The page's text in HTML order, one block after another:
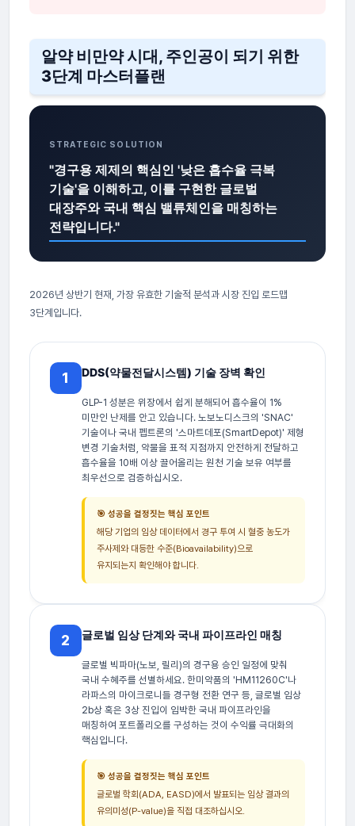
알약 비만약 시대, 주인공이 되기 위한
3단계 마스터플랜
STRATEGIC SOLUTION
"경구용 제제의 핵심인 '낮은 흡수율 극복
기술'을 이해하고, 이를 구현한 글로벌
대장주와 국내 핵심 밸류체인을 매칭하는
전략입니다."
2026년 상반기 현재, 가장 유효한 기술적 분석과 시장 진입 로드맵
3단계입니다.
1 DDS(약물전달시스템) 기술 장벽 확인
GLP-1 성분은 위장에서 쉽게 분해되어 흡수율이 1%
미만인 난제를 안고 있습니다. 노보노디스크의 'SNAC'
기술이나 국내 펩트론의 '스마트데포(SmartDepot)' 제형
변경 기술처럼, 약물을 표적 지점까지 안전하게 전달하고
흡수율을 10배 이상 끌어올리는 원천 기술 보유 여부를
최우선으로 검증하십시오.
🎯 성공을 결정짓는 핵심 포인트
해당 기업의 임상 데이터에서 경구 투여 시 혈중 농도가
주사제와 대등한 수준(Bioavailability)으로
유지되는지 확인해야 합니다.
2 글로벌 임상 단계와 국내 파이프라인 매칭
글로벌 빅파마(노보, 릴리)의 경구용 승인 일정에 맞춰
국내 수혜주를 선별하세요. 한미약품의 'HM11260C'나
라파스의 마이크로니들 경구형 전환 연구 등, 글로벌 임상
2b상 혹은 3상 진입이 임박한 국내 파이프라인을
매칭하여 포트폴리오를 구성하는 것이 수익률 극대화의
핵심입니다.
🎯 성공을 결정짓는 핵심 포인트
글로벌 학회(ADA, EASD)에서 발표되는 임상 결과의
유의미성(P-value)을 직접 대조하십시오.